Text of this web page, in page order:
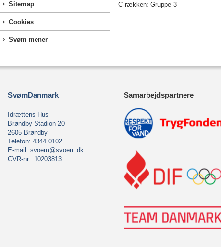
Sitemap
Cookies
Svøm mener
C-rækken: Gruppe 3
SvømDanmark
Idrættens Hus
Brøndby Stadion 20
2605 Brøndby
Telefon: 4344 0102
E-mail: svoem@svoem.dk
CVR-nr.: 10203813
Samarbejdspartnere